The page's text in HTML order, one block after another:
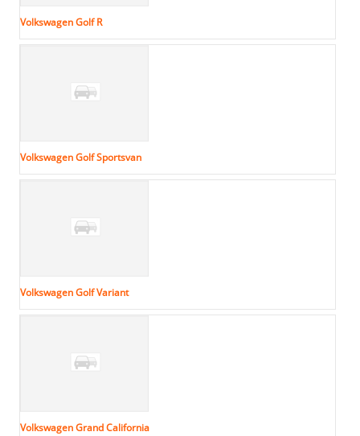
Volkswagen Golf R
Volkswagen Golf Sportsvan
Volkswagen Golf Variant
Volkswagen Grand California